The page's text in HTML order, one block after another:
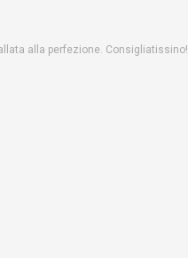
alla perfezione. Consigliatissino!